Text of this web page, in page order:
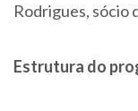
Rodrigues, sócio
Estrutura do